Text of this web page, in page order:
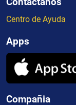
Centro de Ayuda
Apps
Compañia